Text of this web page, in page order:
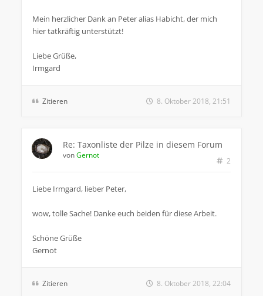
Mein herzlicher Dank an Peter alias Habicht, der mich
hier tatkräftig unterstützt!
Liebe Grüße,
Irmgard
Zitieren 8. Oktober 2018, 21:51
Re: Taxonliste der Pilze in diesem Forum
2
vonGernot
Liebe Irmgard, lieber Peter,
wow, tolle Sache! Danke euch beiden für diese Arbeit.
Schöne Grüße
Gernot
Zitieren 8. Oktober 2018, 22:04